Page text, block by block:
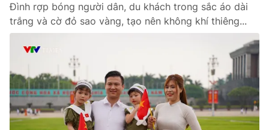
Đình rợp bóng người dân, du khách trong sắc áo dài
trắng và cờ đỏ sao vàng, tạo nên không khí thiêng...